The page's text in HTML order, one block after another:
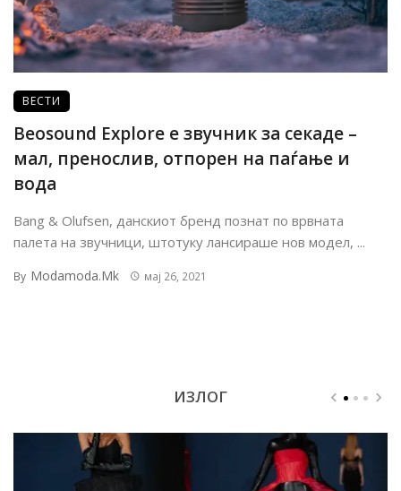
ВЕСТИ
Beosound Explorе е звучник за секаде –
мал, пренослив, отпорен на паѓање и
вода
Bang & Olufsen, данскиот бренд познат по врвната
палета на звучници, штотуку лансираше нов модел, ...
By Modamoda.mk мај 26, 2021
ИЗЛОГ